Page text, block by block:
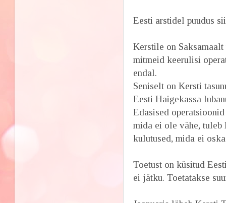
Eesti arstidel puudus
Kerstile on
mitmeid keerulisi
endal.
Seniselt on Kersti
Eesti Haigekassa
Edasised
mida ei ole vähe, tuleb
kulutused, mida ei
Toetust on küsitud
ei jätku. Toetatakse